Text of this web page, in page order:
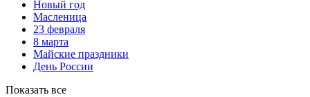
Новый год
Масленица
23 февраля
8 марта
Майские праздники
День России
Показать все